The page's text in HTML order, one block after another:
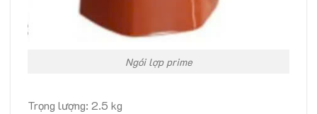
Ngói lợp prime
Trọng lượng: 2.5 kg